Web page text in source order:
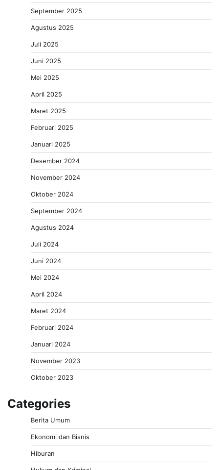
September 2025
Agustus 2025
Juli 2025
Juni 2025
Mei 2025
April 2025
Maret 2025
Februari 2025
Januari 2025
Desember 2024
November 2024
Oktober 2024
September 2024
Agustus 2024
Juli 2024
Juni 2024
Mei 2024
April 2024
Maret 2024
Februari 2024
Januari 2024
November 2023
Oktober 2023
Categories
Berita Umum
Ekonomi dan Bisnis
Hiburan